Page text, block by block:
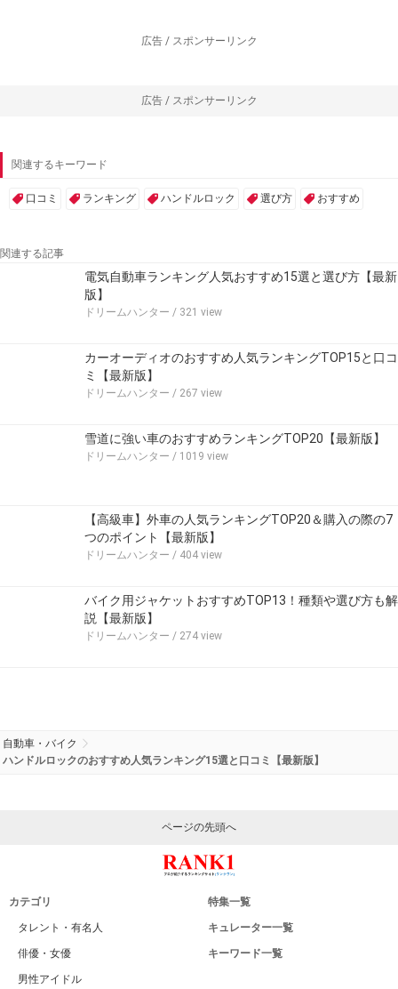
広告 / スポンサーリンク
広告 / スポンサーリンク
関連するキーワード
口コミ ランキング ハンドルロック 選び方 おすすめ
関連する記事
電気自動車ランキング人気おすすめ15選と選び方【最新
版】
ドリームハンター / 321 view
カーオーディオのおすすめ人気ランキングTOP15と口コ
ミ【最新版】
ドリームハンター / 267 view
雪道に強い車のおすすめランキングTOP20【最新版】
ドリームハンター / 1019 view
【高級車】外車の人気ランキングTOP20＆購入の際の7
つのポイント【最新版】
ドリームハンター / 404 view
バイク用ジャケットおすすめTOP13！種類や選び方も解
説【最新版】
ドリームハンター / 274 view
自動車・バイク
ハンドルロックのおすすめ人気ランキング15選と口コミ【最新版】
ページの先頭へ
カテゴリ
タレント・有名人
俳優・女優
男性アイドル
特集一覧
キュレーター一覧
キーワード一覧